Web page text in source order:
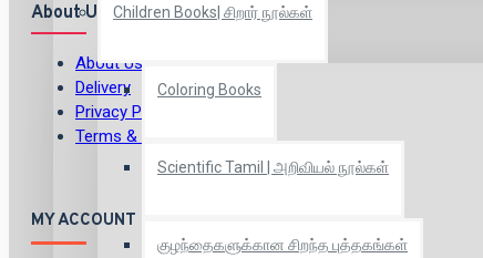
Children Books| சிறார் நூல்கள்
Coloring Books
Scientific Tamil | அறிவியல் நூல்கள்
குழந்தைகளுக்கான சிறந்த புத்தகங்கள்
About Us
About Us
Delivery
Privacy Policy
Terms & Conditions
MY ACCOUNT